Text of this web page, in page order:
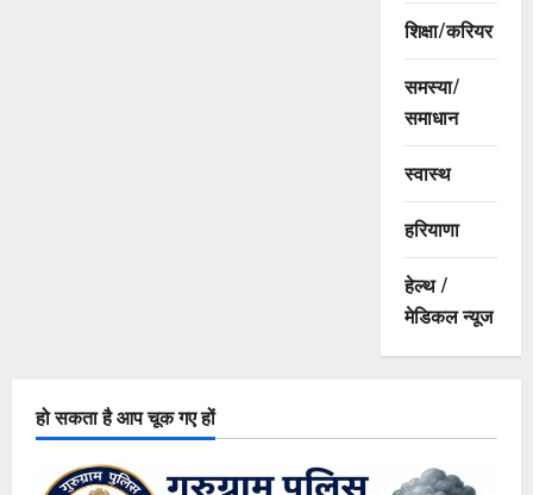
शिक्षा/करियर
समस्या/
समाधान
स्वास्थ
हरियाणा
हेल्थ /
मेडिकल न्यूज
हो सकता है आप चूक गए हों